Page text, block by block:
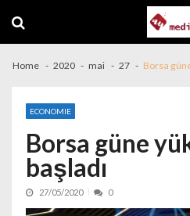
Home 2020 mai 27 Borsa
ECONOMIE
Borsa güne
başladı
27/05/2020 0